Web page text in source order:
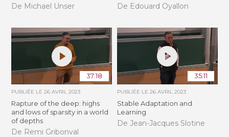
De Michael Unser De Edouard Oyallon
37:18
PUBLIÉE LE26 AVRIL 2023
Rapture of the deep: highs
and lows of sparsity in a world
of depths
De Remi Gribonval
35:11
PUBLIÉE LE 26 AVRIL 2023
Stable Adaptation and
Learning
De Jean-Jacques Slotine